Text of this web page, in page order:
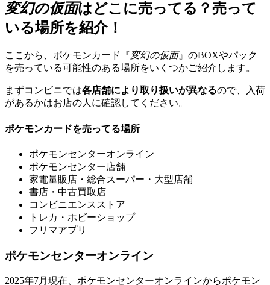
変幻の仮面はどこに売ってる？売って
いる場所を紹介！
ここから、ポケモンカード『変幻の仮面』のBOXやパック
を売っている可能性のある場所をいくつかご紹介します。
まずコンビニでは各店舗により取り扱いが異なるので、入荷
があるかはお店の人に確認してください。
ポケモンカードを売ってる場所
ポケモンセンターオンライン
ポケモンセンター店舗
家電量販店・総合スーパー・大型店舗
書店・中古買取店
コンビニエンスストア
トレカ・ホビーショップ
フリマアプリ
ポケモンセンターオンライン
2025年7月現在、ポケモンセンターオンラインからポケモン